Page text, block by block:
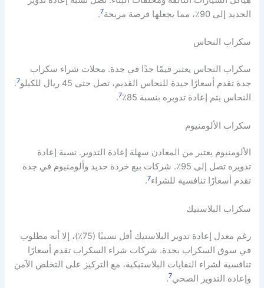
الحديد إلى 90٪، مما يجعلها فرصة مربحة
7
.
سكراب النحاس
سكراب النحاس يعتبر قيمًا جدًا في جدة. محلات شراء سكراب
جدة تقدم أسعارًا جيدة للنحاس القديم، تصل حتى 45 ريال للكيلو
7
.
النحاس يتم إعادة تدويره بنسبة 85٪
7
.
سكراب الألومنيوم
الألومنيوم يعتبر من المعادن سهلة إعادة التدوير. نسبة إعادة
تدويره تصل إلى 95٪. شركات بيع خردة حديد وألومنيوم في جدة
تقدم أسعارًا تنافسية للشراء7
.
سكراب البلاستيك
رغم معدل إعادة تدوير البلاستيك أقل نسبيًا (75٪)، إلا أنه مطلوب
في سوق السكراب بجدة. شركات شراء السكراب تقدم أسعارًا
تنافسية لشراء النفايات البلاستيكية، مع التركيز على التخلص الآمن
وإعادة التدوير الصحي7
.